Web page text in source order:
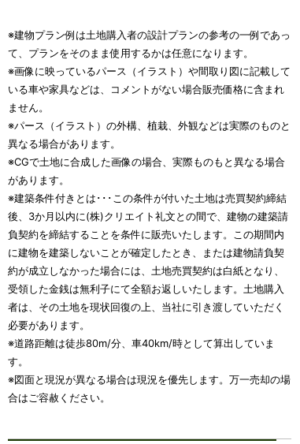
※建物プラン例は土地購入者の設計プランの参考の一例であっ
て、プランをそのまま使用するかは任意になります。
※画像に映っているパース（イラスト）や間取り図に記載して
いる車や家具などは、コメントがない場合販売価格に含まれ
ません。
※パース（イラスト）の外構、植栽、外観などは実際のものと
異なる場合があります。
※CGで土地に合成した画像の場合、実際ものもと異なる場合
があります。
※建築条件付きとは･･･この条件が付いた土地は売買契約締結
後、3か月以内に(株)クリエイト礼文との間で、建物の建築請
負契約を締結することを条件に販売いたします。この期間内
に建物を建築しないことが確定したとき、または建物請負契
約が成立しなかった場合には、土地売買契約は白紙となり、
受領した金銭は無利子にて全額お返しいたします。土地購入
者は、その土地を現状回復の上、当社に引き渡していただく
必要があります。
※道路距離は徒歩80m/分、車40km/時として算出していま
す。
※図面と現況が異なる場合は現況を優先します。万一売却の場
合はご容赦ください。